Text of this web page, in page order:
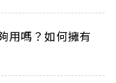
用嗎？如何擁有